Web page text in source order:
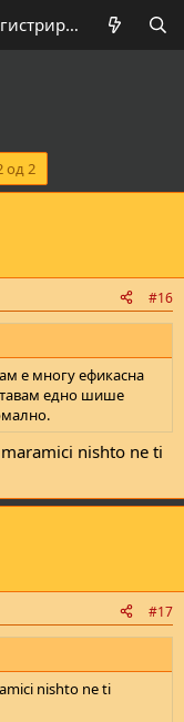
Регистрирај се
од 2
#16
е многу ефикасна
едно шише
nishto ne ti
#17
nishto ne ti